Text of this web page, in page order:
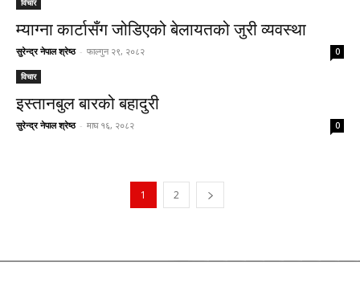
विचार
म्याग्ना कार्टासँग जोडिएको बेलायतको जुरी व्यवस्था
सुरेन्द्र नेपाल श्रेष्ठ - फाल्गुन २९, २०८२ 0
विचार
इस्तानबुल बारको बहादुरी
सुरेन्द्र नेपाल श्रेष्ठ - माघ १६, २०८२ 0
1 2